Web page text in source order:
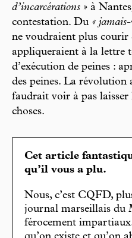
d’incarcérations » à
contestation. Du «
ne voudraient plus courir
appliqueraient à la lettre
d’exécution de peines :
des peines. La révolution
faudrait voir à pas laisser
choses.
Cet article
qu’il vous a plu.
Nous, c’est CQFD,
journal marseillais du
férocement